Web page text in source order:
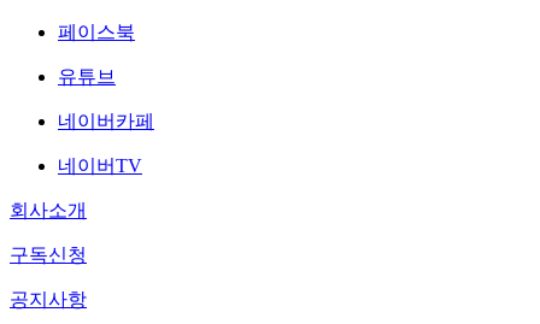
페이스북
유튜브
네이버카페
네이버TV
회사소개
구독신청
공지사항